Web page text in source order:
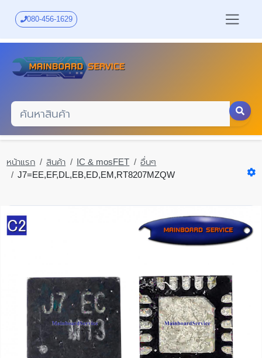
content
080-456-1629
หน้าแรก สินค้า IC & mosFET
อื่นๆ
J7=EE,EF,DL,EB,ED,EM,RT8207MZQW